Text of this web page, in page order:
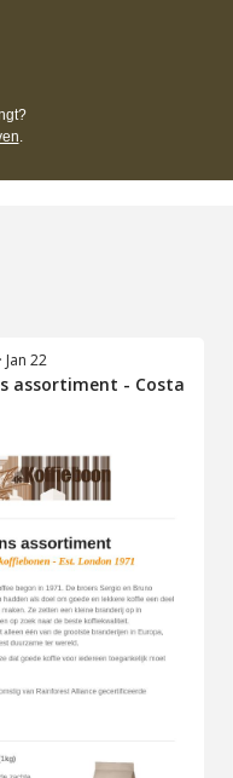
· Jan 22
assortiment - Costa